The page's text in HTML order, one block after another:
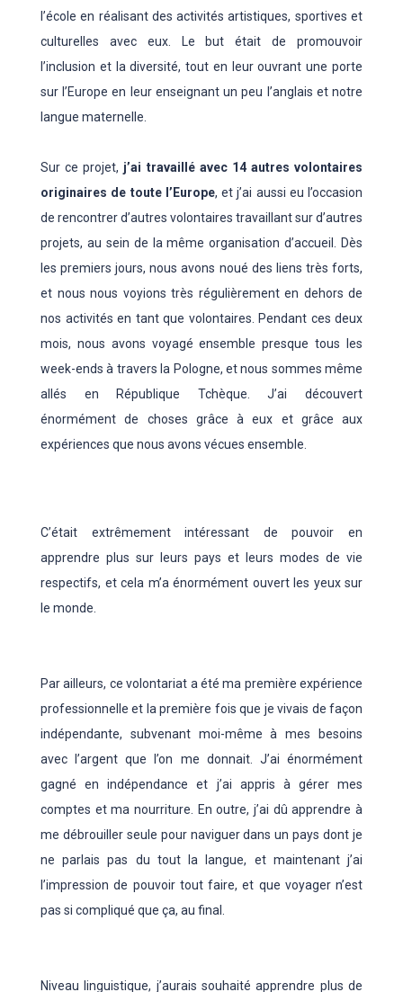
l’école en réalisant des activités artistiques, sportives et
culturelles avec eux. Le but était de promouvoir
l’inclusion et la diversité, tout en leur ouvrant une porte
sur l’Europe en leur enseignant un peu l’anglais et notre
langue maternelle.
Sur ce projet, j’ai travaillé avec 14 autres volontaires
originaires de toute l’Europe, et j’ai aussi eu l’occasion
de rencontrer d’autres volontaires travaillant sur d’autres
projets, au sein de la même organisation d’accueil. Dès
les premiers jours, nous avons noué des liens très forts,
et nous nous voyions très régulièrement en dehors de
nos activités en tant que volontaires. Pendant ces deux
mois, nous avons voyagé ensemble presque tous les
week-ends à travers la Pologne, et nous sommes même
allés en République Tchèque. J’ai découvert
énormément de choses grâce à eux et grâce aux
expériences que nous avons vécues ensemble.
C’était extrêmement intéressant de pouvoir en
apprendre plus sur leurs pays et leurs modes de vie
respectifs, et cela m’a énormément ouvert les yeux sur
le monde.
Par ailleurs, ce volontariat a été ma première expérience
professionnelle et la première fois que je vivais de façon
indépendante, subvenant moi-même à mes besoins
avec l’argent que l’on me donnait. J’ai énormément
gagné en indépendance et j’ai appris à gérer mes
comptes et ma nourriture. En outre, j’ai dû apprendre à
me débrouiller seule pour naviguer dans un pays dont je
ne parlais pas du tout la langue, et maintenant j’ai
l’impression de pouvoir tout faire, et que voyager n’est
pas si compliqué que ça, au final.
Niveau linguistique, j’aurais souhaité apprendre plus de